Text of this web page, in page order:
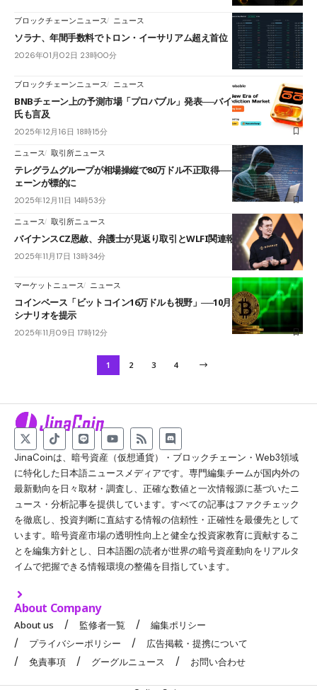
ブロックチェーンニュース ニュース
ソラナ、年間手数料でトロン・イーサリアム超え首位
2026年01月02日 23時00分
ブロックチェーンニュース ニュース
BNBチェーン上の予測市場「プロバブル」発表──バイナンス創業者CZ
氏も言及
2025年12月16日 18時15分
ニュース 取引所ニュース
テレグラムグループが相場操縦で80万ドル不正取得──ソラナ・BNBチ
ェーンが標的に
2025年12月11日 14時53分
ニュース 取引所ニュース
バイナンスCZ恩赦、弁護士が見返り取引とWLFI関連報道を虚偽と一蹴
2025年11月17日 13時34分
マーケットニュース ニュース
コインベース「ビットコイン16万ドルも視野」──10月清算後の市場回復
シナリオを提示
2025年11月09日 17時12分
1 2 3 4
JinaCoinは、暗号資産（仮想通貨）・ブロックチェーン・Web3領域
に特化した日本語ニュースメディアです。専門編集チームが国内外の
最新動向を日々取材・調査し、正確な数値と一次情報源に基づいたニ
ュース・分析記事を提供しています。すべての記事はファクチェック
を徹底し、投資判断に直結する情報の信頼性・正確性を最優先として
います。暗号資産市場の透明性向上と健全な投資家教育に貢献するこ
とを編集方針とし、日本語圏の読者が世界の暗号資産動向をリアルタ
イムで把握できる情報環境の整備を目指しています。
About Company
About us 監修者一覧
編集ポリシー
プライバシーポリシー
広告掲載・提携について
免責事項
グーグルニュース お問い合わせ